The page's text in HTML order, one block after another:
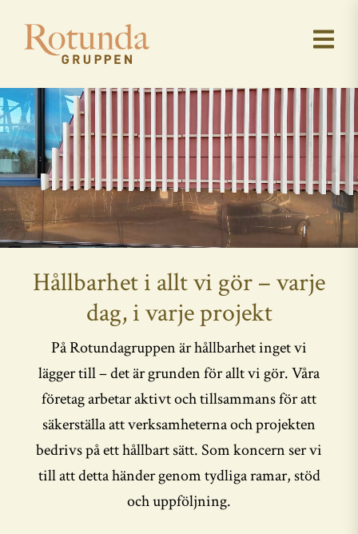
Hållbarhet i allt vi gör – varje
dag, i varje projekt
På Rotundagruppen är hållbarhet inget vi
lägger till – det är grunden för allt vi gör. Våra
företag arbetar aktivt och tillsammans för att
säkerställa att verksamheterna och projekten
bedrivs på ett hållbart sätt. Som koncern ser vi
till att detta händer genom tydliga ramar, stöd
och uppföljning.